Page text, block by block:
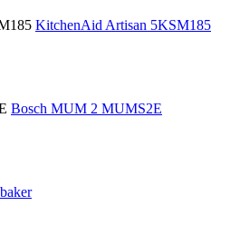
KitchenAid Artisan 5KSM185
Bosch MUM 2 MUMS2E